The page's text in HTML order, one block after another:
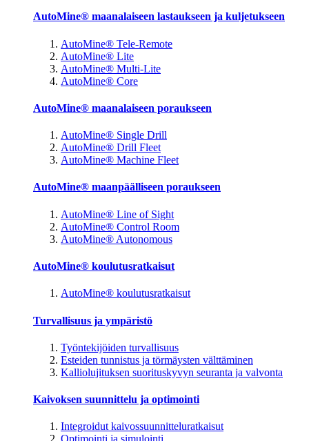
AutoMine® maanalaiseen lastaukseen ja kuljetukseen
AutoMine® Tele-Remote
AutoMine® Lite
AutoMine® Multi-Lite
AutoMine® Core
AutoMine® maanalaiseen poraukseen
AutoMine® Single Drill
AutoMine® Drill Fleet
AutoMine® Machine Fleet
AutoMine® maanpäälliseen poraukseen
AutoMine® Line of Sight
AutoMine® Control Room
AutoMine® Autonomous
AutoMine® koulutusratkaisut
AutoMine® koulutusratkaisut
Turvallisuus ja ympäristö
Työntekijöiden turvallisuus
Esteiden tunnistus ja törmäysten välttäminen
Kalliolujituksen suorituskyvyn seuranta ja valvonta
Kaivoksen suunnittelu ja optimointi
Integroidut kaivossuunnitteluratkaisut